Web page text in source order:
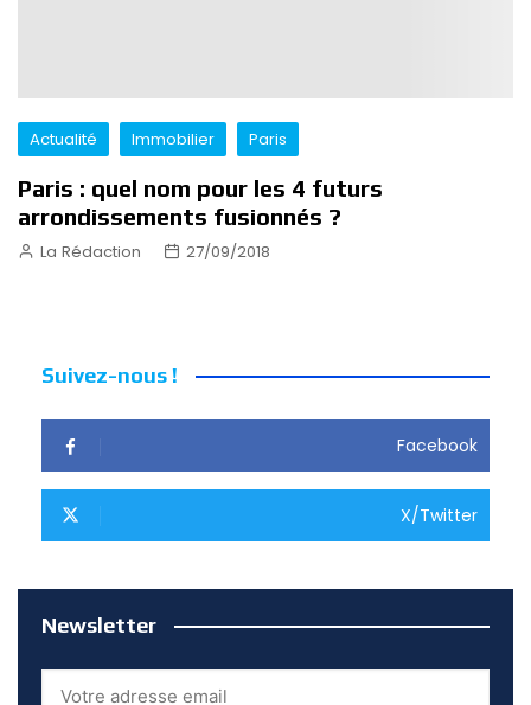
Actualité Immobilier Paris
Paris : quel nom pour les 4 futurs
arrondissements fusionnés ?
La Rédaction 27/09/2018
Suivez-nous !
Facebook
X/Twitter
Newsletter